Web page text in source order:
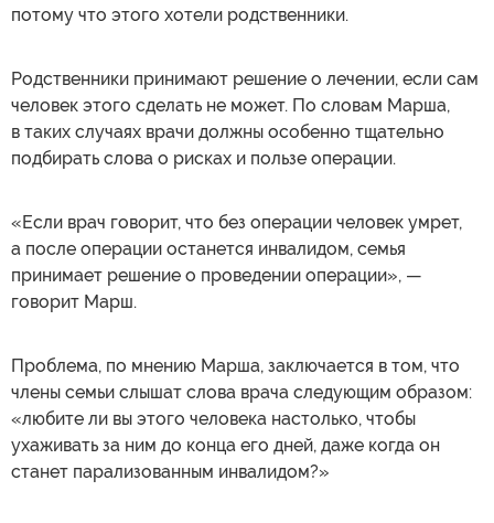
потому что этого хотели родственники.
Родственники принимают решение о лечении, если сам
человек этого сделать не может. По словам Марша,
в таких случаях врачи должны особенно тщательно
подбирать слова о рисках и пользе операции.
«Если врач говорит, что без операции человек умрет,
а после операции останется инвалидом, семья
принимает решение о проведении операции», —
говорит Марш.
Проблема, по мнению Марша, заключается в том, что
члены семьи слышат слова врача следующим образом:
«любите ли вы этого человека настолько, чтобы
ухаживать за ним до конца его дней, даже когда он
станет парализованным инвалидом?»